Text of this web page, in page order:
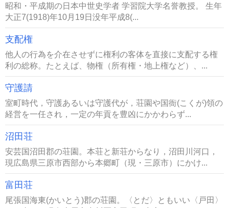
昭和・平成期の日本中世史学者 学習院大学名誉教授。 生年
大正7(1918)年10月19日没年平成8(...
支配権
他人の行為を介在させずに権利の客体を直接に支配する権
利の総称。たとえば、物権（所有権・地上権など）、...
守護請
室町時代，守護あるいは守護代が，荘園や国衙(こくが)領の
経営を一任され，一定の年貢を豊凶にかかわらず...
沼田荘
安芸国沼田郡の荘園。本荘と新荘からなり，沼田川河口，
現広島県三原市西部から本郷町（現・三原市）にかけ...
富田荘
尾張国海東(かいとう)郡の荘園。〈とだ〉ともいい〈戸田〉